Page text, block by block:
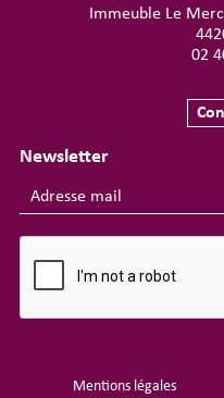
Immeuble Le
02
Newsletter
Mentions légales